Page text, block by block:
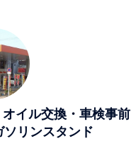
イル交換・車検事前
リンスタンド